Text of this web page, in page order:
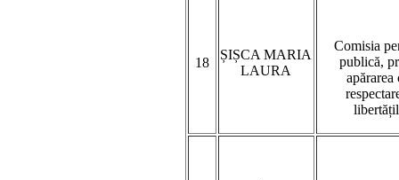
18
ȘIȘCA MARIA
LAURA
Comisia
publică,